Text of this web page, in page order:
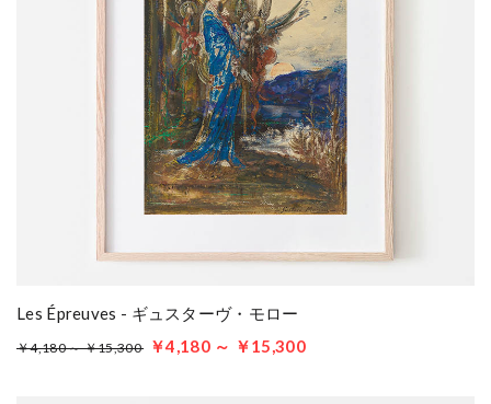
Les Épreuves - ギュスターヴ・モロー
￥4,180 ～ ￥15,300 ￥4,180 ～ ￥15,300